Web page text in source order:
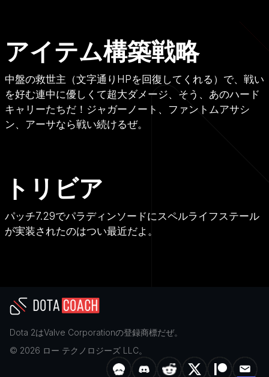
アイテム構築戦略
中盤の救世主（文字通りHPを回復してくれる）で、戦い
を好む連中に優しくて超大ダメージ、そう、あのハード
キャリーたちだ！ジャガーノート、ファントムアサシ
ン、アーサなら戦い続けるぜ。
トリビア
パッチ7.29でパラディンソードにスペルライフステール
が実装されたのはつい最近だよ。
Dota 2はValve Corporationの登録商標だぜ。
© 2026 ロー テクノロジーズ LLC。